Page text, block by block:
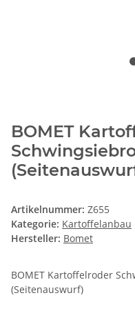
BOMET
Artikelnummer: Z655
Kategorie: Kartoffelanbau
Hersteller: Bomet
BOMET Kartoffelroder
(Seitenauswurf)